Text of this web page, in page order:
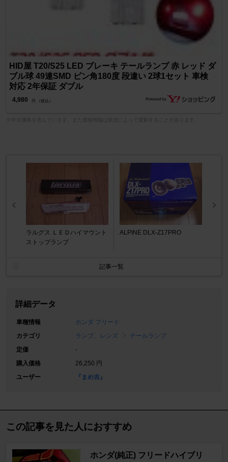
HID屋 T20/S25 LED ブレーキ テールランプ 赤 レッド ダ
ブル球 49連SMD ピン角180度 段違い 2球1セット 車検
対応 2年保証 ダブル
4,980 円 （税込）
ラルグス ＬＥＤハイマウント
ストップランプ
ALPINE DLX-Z17PRO
記事一覧
詳細データ
車種情報
ホンダ フリード
カテゴリ
ランプ、レンズ
テールランプ
定価
-
購入価格
26,250 円
ユーザー
『まめ吉』
この記事を見た人におすすめ
ホンダ(純正) フリードハイブリ